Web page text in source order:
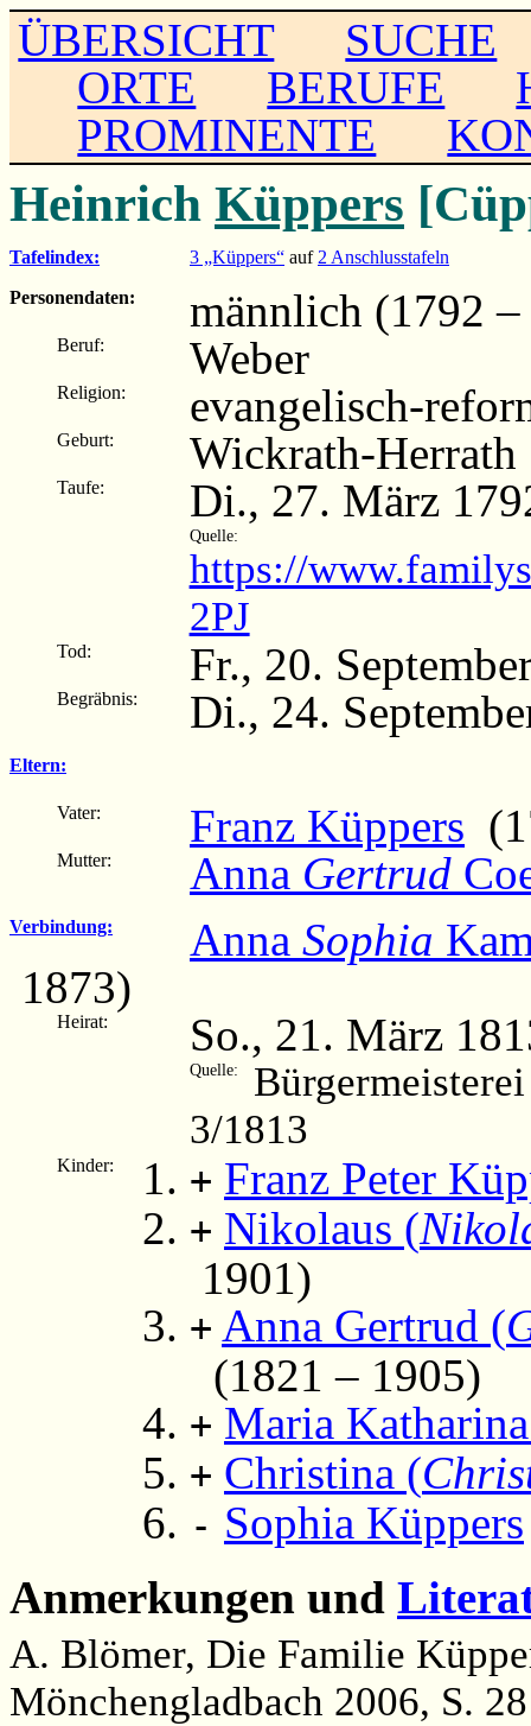
ÜBERSICHT
SUCHE
ORTE
BERUFE
PROMINENTE
Heinrich Küppers
Tafelindex: 3 „Küppers“ auf 2 Anschlusstafeln
Personendaten:
männlich (1792
Beruf: Weber
Religion: evangelisch-
Geburt: Wickrath-Herrath
Taufe: Di., 27. März
Quelle:
https://
2PJ
Tod: Fr., 20.
Begräbnis: Di., 24.
Eltern:
Vater: Franz Küppers
Mutter: Anna Gertrud
Verbindung: Anna Sophia
1873)
Heirat: So., 21. März
Quelle:
3/1813
Kinder: + Franz Peter
+ Nikolaus (
1901)
+ Anna Gertrud (
(1821 – 1905)
+ Maria
+ Christina (
- Sophia Küppers
Anmerkungen und
A. Blömer, Die Familie
Mönchengladbach 2006, S. 28